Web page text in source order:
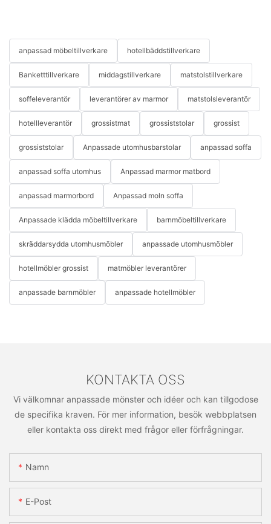
anpassad möbeltillverkare hotellbäddstillverkare
Banketttillverkare middagstillverkare matstolstillverkare
soffeleverantör leverantörer av marmor matstolsleverantör
hotellleverantör grossistmat grossiststolar grossist
grossiststolar Anpassade utomhusbarstolar anpassad soffa
anpassad soffa utomhus Anpassad marmor matbord
anpassad marmorbord Anpassad moln soffa
Anpassade klädda möbeltillverkare barnmöbeltillverkare
skräddarsydda utomhusmöbler anpassade utomhusmöbler
hotellmöbler grossist matmöbler leverantörer
anpassade barnmöbler anpassade hotellmöbler
KONTAKTA OSS
Vi välkomnar anpassade mönster och idéer och kan tillgodose
de specifika kraven. För mer information, besök webbplatsen
eller kontakta oss direkt med frågor eller förfrågningar.
Namn
E-Post